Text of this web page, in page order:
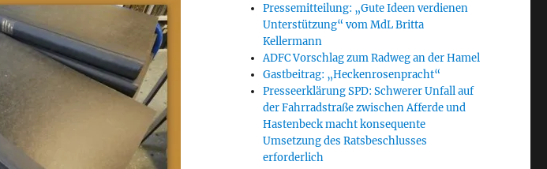
Pressemitteilung: „Gute Ideen verdienen
Unterstützung“ vom MdL Britta
Kellermann
ADFC Vorschlag zum Radweg an der Hamel
Gastbeitrag: „Heckenrosenpracht“
Presseerklärung SPD: Schwerer Unfall auf
der Fahrradstraße zwischen Afferde und
Hastenbeck macht konsequente
Umsetzung des Ratsbeschlusses
erforderlich